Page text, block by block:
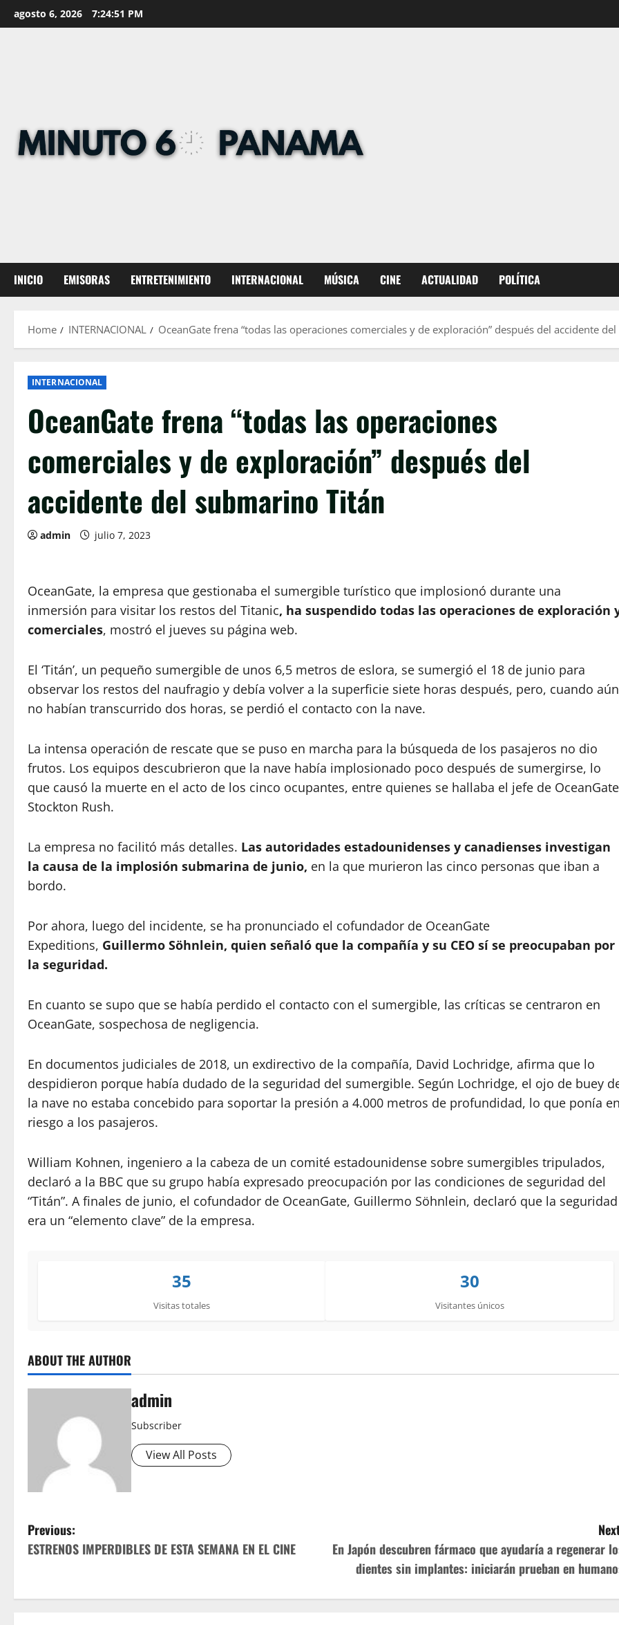
to
agosto 6, 2026 7:24:52 PM
INICIO EMISORAS ENTRETENIMIENTO INTERNACIONAL MÚSICA CINE ACTUALIDAD POLÍTICA
Home INTERNACIONAL OceanGate frena “todas las operaciones comerciales y de exploración” después del accidente
INTERNACIONAL
OceanGate frena “todas las operaciones
comerciales y de exploración” después del
accidente del submarino Titán
admin julio 7, 2023
OceanGate, la empresa que gestionaba el sumergible turístico que implosionó durante una
inmersión para visitar los restos del Titanic, ha suspendido todas las operaciones de exploración
comerciales, mostró el jueves su página web.
El ‘Titán’, un pequeño sumergible de unos 6,5 metros de eslora, se sumergió el 18 de junio para
observar los restos del naufragio y debía volver a la superficie siete horas después, pero, cuando aún
no habían transcurrido dos horas, se perdió el contacto con la nave.
La intensa operación de rescate que se puso en marcha para la búsqueda de los pasajeros no dio
frutos. Los equipos descubrieron que la nave había implosionado poco después de sumergirse, lo
que causó la muerte en el acto de los cinco ocupantes, entre quienes se hallaba el jefe de
Stockton Rush.
La empresa no facilitó más detalles. Las autoridades estadounidenses y canadienses investigan
la causa de la implosión submarina de junio, en la que murieron las cinco personas que iban a
bordo.
Por ahora, luego del incidente, se ha pronunciado el cofundador de OceanGate
Expeditions, Guillermo Söhnlein, quien señaló que la compañía y su CEO sí se preocupaban por
la seguridad.
En cuanto se supo que se había perdido el contacto con el sumergible, las críticas se centraron en
OceanGate, sospechosa de negligencia.
En documentos judiciales de 2018, un exdirectivo de la compañía, David Lochridge, afirma que lo
despidieron porque había dudado de la seguridad del sumergible. Según Lochridge, el ojo de buey
la nave no estaba concebido para soportar la presión a 4.000 metros de profundidad, lo que ponía
riesgo a los pasajeros.
William Kohnen, ingeniero a la cabeza de un comité estadounidense sobre sumergibles tripulados,
declaró a la BBC que su grupo había expresado preocupación por las condiciones de seguridad del
“Titán”. A finales de junio, el cofundador de OceanGate, Guillermo Söhnlein, declaró que la seguridad
era un “elemento clave” de la empresa.
35
Visitas totales
30
Visitantes únicos
ABOUT THE AUTHOR
admin
Subscriber
View All Posts
P
o
s
Previous:
ESTRENOS IMPERDIBLES DE ESTA SEMANA EN EL CINE
En Japón descubren fármaco que ayudaría a regenerar
dientes sin implantes: iniciarán prueban en